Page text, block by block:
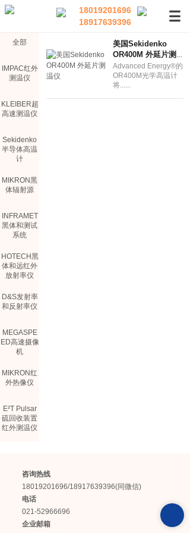
18917639396
18019201696
全部
IMPAC红外
测温仪
KLEIBER超
高速测温仪
Sekidenko
半导体高温
计
MIKRON黑
体辐射源
INFRAMET
黑体和测试
系统
HOTECH黑
体和远红外
放射率仪
D&S发射率
和反射率仪
MEGASPE
ED高速摄像
机
MIKRON红
外热像仪
E²T Pulsar
硫回收装置
红外测温仪
TELOPS制
冷型热像仪
美国Sekidenko
OR400M 外延片测
温仪
Advanced Energy®的
OR400M光学高温计
将......
咨询热线
18019201696/18917639396(同微信)
电话
021-52966696
企业邮箱